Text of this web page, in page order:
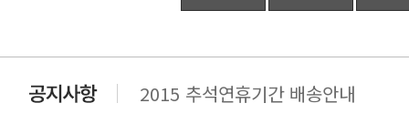
2015 추석연휴기간 배송안내